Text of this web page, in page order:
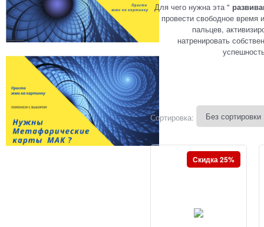
Для чего нужна эта "
провести свободное время
пальцев,
натренировать
Сортировка:
Скидка 25%